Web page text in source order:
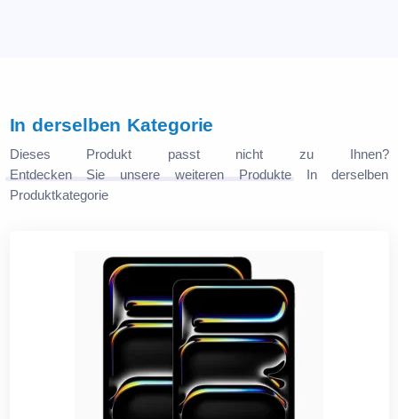
In derselben Kategorie
Dieses Produkt passt nicht zu Ihnen?
Entdecken Sie unsere weiteren ProdukteIn derselben
Produktkategorie